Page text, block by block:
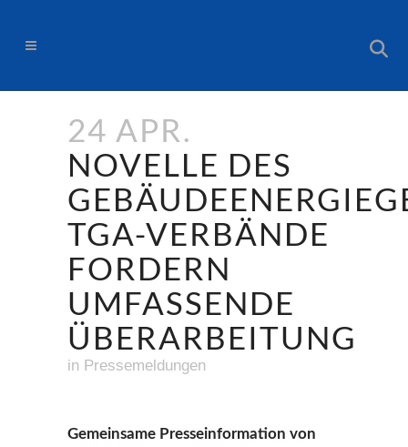
24 APR.
NOVELLE DES
TGA-VERBÄNDE
FORDERN
UMFASSENDE
ÜBERARBEITUNG
in Pressemeldungen
Gemeinsame Presseinformation von